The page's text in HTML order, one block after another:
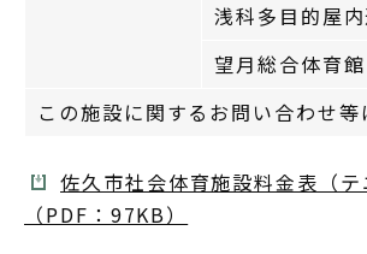
浅科多目的屋
望月総合体育
この施設に関するお問い合わせ
佐久市社会体育施設料金表（テ
（PDF：97KB）